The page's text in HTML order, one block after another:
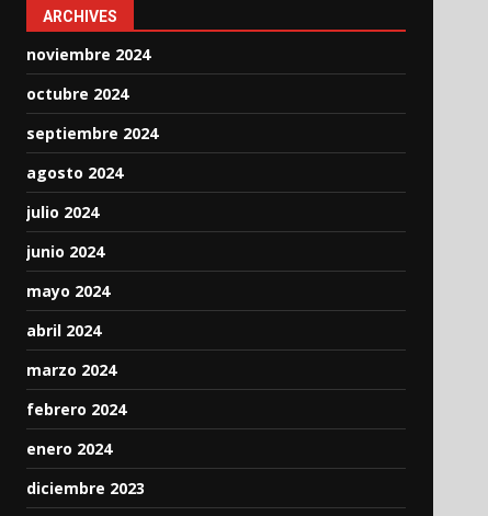
ARCHIVES
noviembre 2024
octubre 2024
septiembre 2024
agosto 2024
julio 2024
junio 2024
mayo 2024
abril 2024
marzo 2024
febrero 2024
enero 2024
diciembre 2023